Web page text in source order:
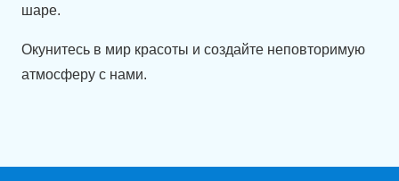
шаре.
Окунитесь в мир красоты и создайте неповторимую
атмосферу с нами.